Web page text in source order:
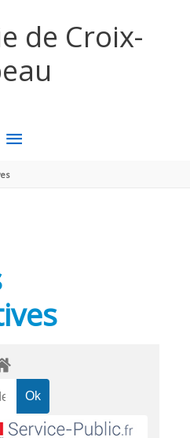
de Croix-
MENU
PRINCIPAL